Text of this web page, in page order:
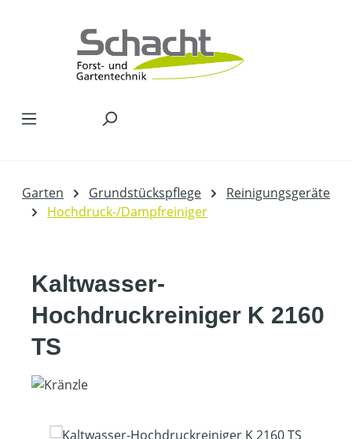
Garten Grundstückspflege
Reinigungsgeräte
Hochdruck-/Dampfreiniger
Kaltwasser-
Hochdruckreiniger K 2160
TS
Bildergalerie überspringen